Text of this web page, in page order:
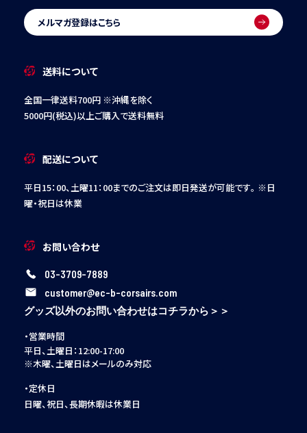
メルマガ登録はこちら
送料について
全国一律送料700円 ※沖縄を除く
5000円(税込)以上ご購入で送料無料
配送について
平日15：00、土曜11：00までのご注文は即日発送が可能です。 ※日
曜・祝日は休業
お問い合わせ
03-3709-7889
customer@ec-b-corsairs.com
グッズ以外のお問い合わせはコチラから＞＞
・営業時間
平日、土曜日：12:00-17:00
※木曜、土曜日はメールのみ対応
・定休日
日曜、祝日、長期休暇は休業日